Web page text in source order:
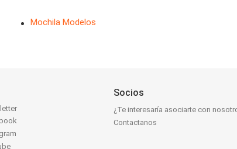
Mochila Modelos
Socios
¿Te interesaría asociarte con
Contactanos